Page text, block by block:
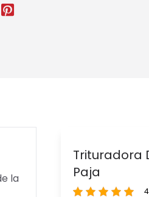
la
Trituradora
Paja